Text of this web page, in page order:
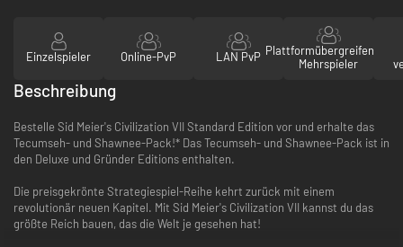
Einzelspieler Online-PvP LAN PvP Plattformübergreifender
Mehrspieler
Beschreibung
Bestelle Sid Meier's Civilization VII Standard Edition vor und erhalte das
Tecumseh- und Shawnee-Pack!* Das Tecumseh- und Shawnee-Pack ist in
den Deluxe und Gründer Editions enthalten.
Die preisgekrönte Strategiespiel-Reihe kehrt zurück mit einem
revolutionär neuen Kapitel. Mit Sid Meier's Civilization VII kannst du das
größte Reich bauen, das die Welt je gesehen hat!